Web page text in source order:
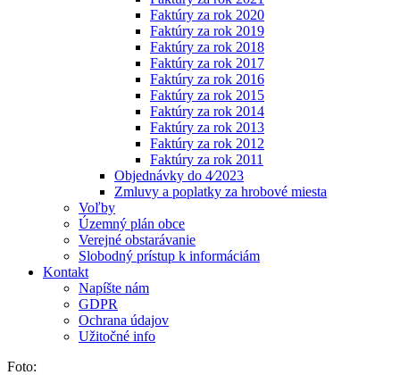
Faktúry za rok 2020
Faktúry za rok 2019
Faktúry za rok 2018
Faktúry za rok 2017
Faktúry za rok 2016
Faktúry za rok 2015
Faktúry za rok 2014
Faktúry za rok 2013
Faktúry za rok 2012
Faktúry za rok 2011
Objednávky do 4⁄2023
Zmluvy a poplatky za hrobové miesta
Voľby
Územný plán obce
Verejné obstarávanie
Slobodný prístup k informáciám
Kontakt
Napíšte nám
GDPR
Ochrana údajov
Užitočné info
Foto: